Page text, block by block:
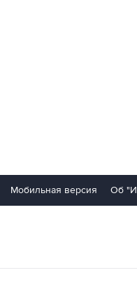
Мобильная версия Об